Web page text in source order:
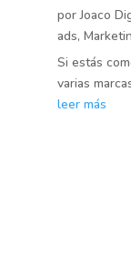
porJoaco
ads,
Si estás
varias
leer más